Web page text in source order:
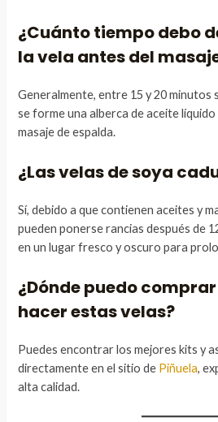
¿Cuánto tiempo debo
la vela antes del
Generalmente, entre 15 y 20 minutos
se forme una alberca de aceite
masaje de espalda.
¿Las velas de soya
Sí, debido a que contienen aceites y
pueden ponerse rancias después de
en un lugar fresco y oscuro para
¿Dónde puedo
hacer estas velas?
Puedes encontrar los mejores kits y
directamente en el sitio de Piñuela,
alta calidad.